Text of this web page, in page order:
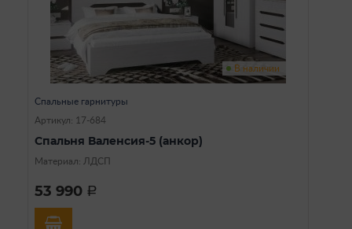
В наличии
Спальные гарнитуры
Артикул: 17-684
Спальня Валенсия-5 (анкор)
Материал: ЛДСП
53 990 a